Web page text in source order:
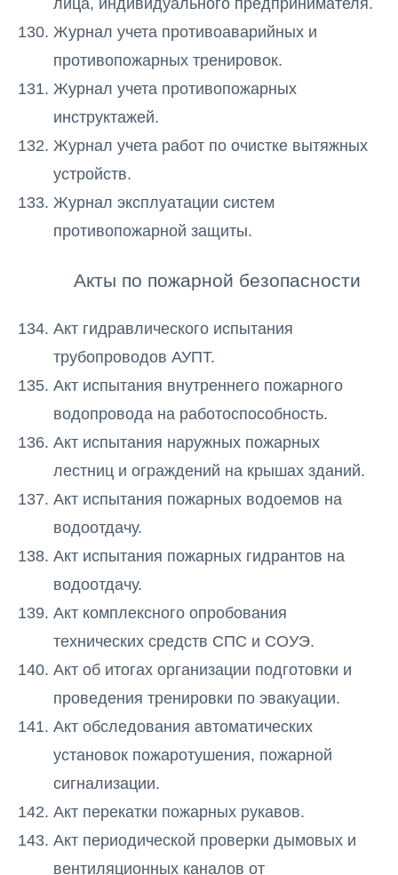
лица, индивидуального предпринимателя.
Журнал учета противоаварийных и
противопожарных тренировок.
Журнал учета противопожарных
инструктажей.
Журнал учета работ по очистке вытяжных
устройств.
Журнал эксплуатации систем
противопожарной защиты.
Акты по пожарной безопасности
Акт гидравлического испытания
трубопроводов АУПТ.
Акт испытания внутреннего пожарного
водопровода на работоспособность.
Акт испытания наружных пожарных
лестниц и ограждений на крышах зданий.
Акт испытания пожарных водоемов на
водоотдачу.
Акт испытания пожарных гидрантов на
водоотдачу.
Акт комплексного опробования
технических средств СПС и СОУЭ.
Акт об итогах организации подготовки и
проведения тренировки по эвакуации.
Акт обследования автоматических
установок пожаротушения, пожарной
сигнализации.
Акт перекатки пожарных рукавов.
Акт периодической проверки дымовых и
вентиляционных каналов от